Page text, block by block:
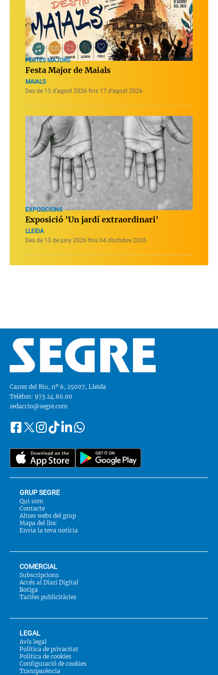
FESTES MAJORS
Festa Major de Maials
MAIALS
Des de 13 d’agost 2026 fins 17 d’agost 2026
EXPOSICIONS
Exposició 'Un jardí extraordinari'
LLEIDA
Des de 13 de juny 2026 fins 04 d’octubre 2026
Carrer del Riu, nº 6, 25007, Lleida
Telèfon: 973.24.80.00
redaccio@segre.com
Segueix-
a::
FacebookInstagram
TiktokLinkedinWhatsapp
GRUP SEGRE
Qui som
Contacte
Altres webs del grup
Mapa del lloc
Envia la teva notícia
COMERCIAL
Subscripcions
Accés al Diari Digital
Botiga
Tarifes publicitàries
LEGAL
Avís legal
Política de privacitat
Política de cookies
Configuració de cookies
Transparència